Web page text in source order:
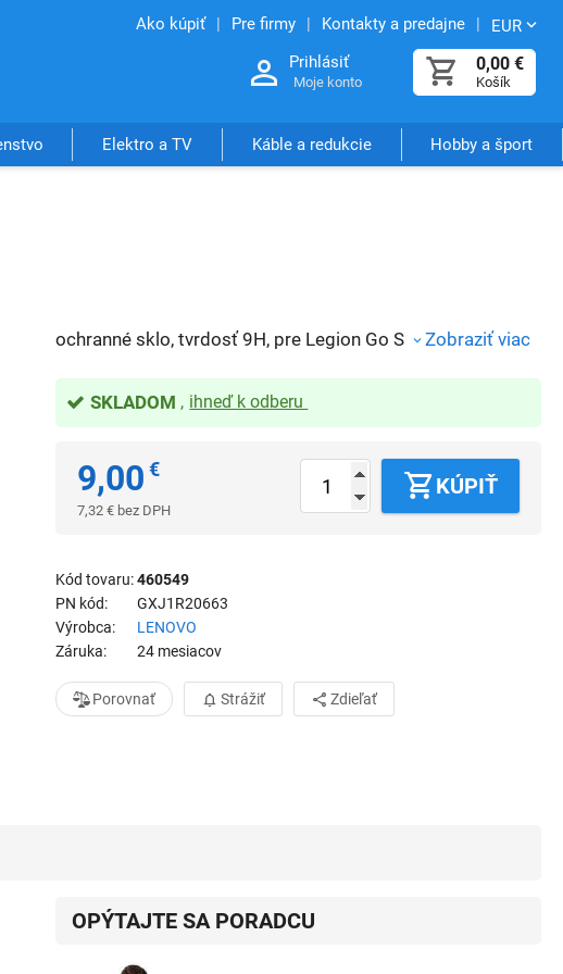
Ako kúpiť Pre firmy Kontakty a predajne EUR
0,00 €
Košík
Prihlásiť
Moje konto
Elektro a TV Káble a redukcie Hobby a šport
ochranné sklo, tvrdosť 9H, pre Legion Go S Zobraziť viac
SKLADOM ihneď k odberu
9,00 €
7,32 € bez DPH
KÚPIŤ
Kód tovaru 460549
PN kód
GXJ1R20663
Výrobca
LENOVO
Záruka
24 mesiacov
Porovnať Strážiť Zdieľať
OPÝTAJTE SA PORADCU